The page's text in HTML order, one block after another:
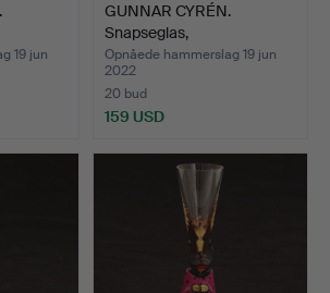
19 jun
GUNNAR CYRÉN.
Snapseglas,
"Nobelservisen",…
Opnåede hammerslag 19 jun
2022
20 bud
159 USD